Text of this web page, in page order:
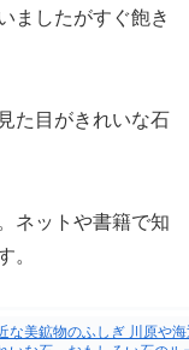
ましたがすぐ飽き
た目がきれいな石
ネットや書籍で知
。
な美鉱物のふしぎ 川原や